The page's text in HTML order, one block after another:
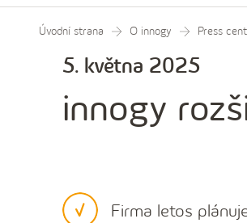
podmínky
Úvodní strana O innogy Press
5. května 2025
innogy
Firma letos